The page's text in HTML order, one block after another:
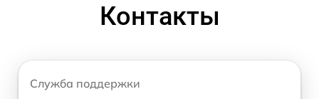
Контакты
Служба поддержки